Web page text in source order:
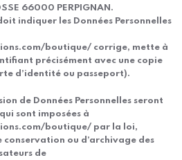
66000 PERPIGNAN.
indiquer les Données Personnelles
boutique/ corrige, mette à
précisément avec une copie
d’identité ou passeport).
de Données Personnelles seront
sont imposées à
boutique/ par la loi,
ou d’archivage des
de